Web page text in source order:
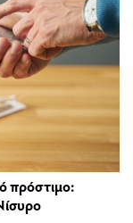
πρόστιμο: